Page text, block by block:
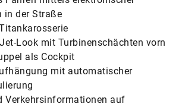
in der Straße
Look mit Turbinenschächten vorn
als Cockpit
mit automatischer
Verkehrsinformationen auf